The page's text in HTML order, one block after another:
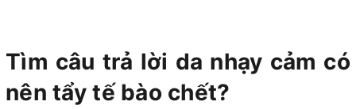
Tìm câu trả lời da nhạy cảm có
nên tẩy tế bào chết?